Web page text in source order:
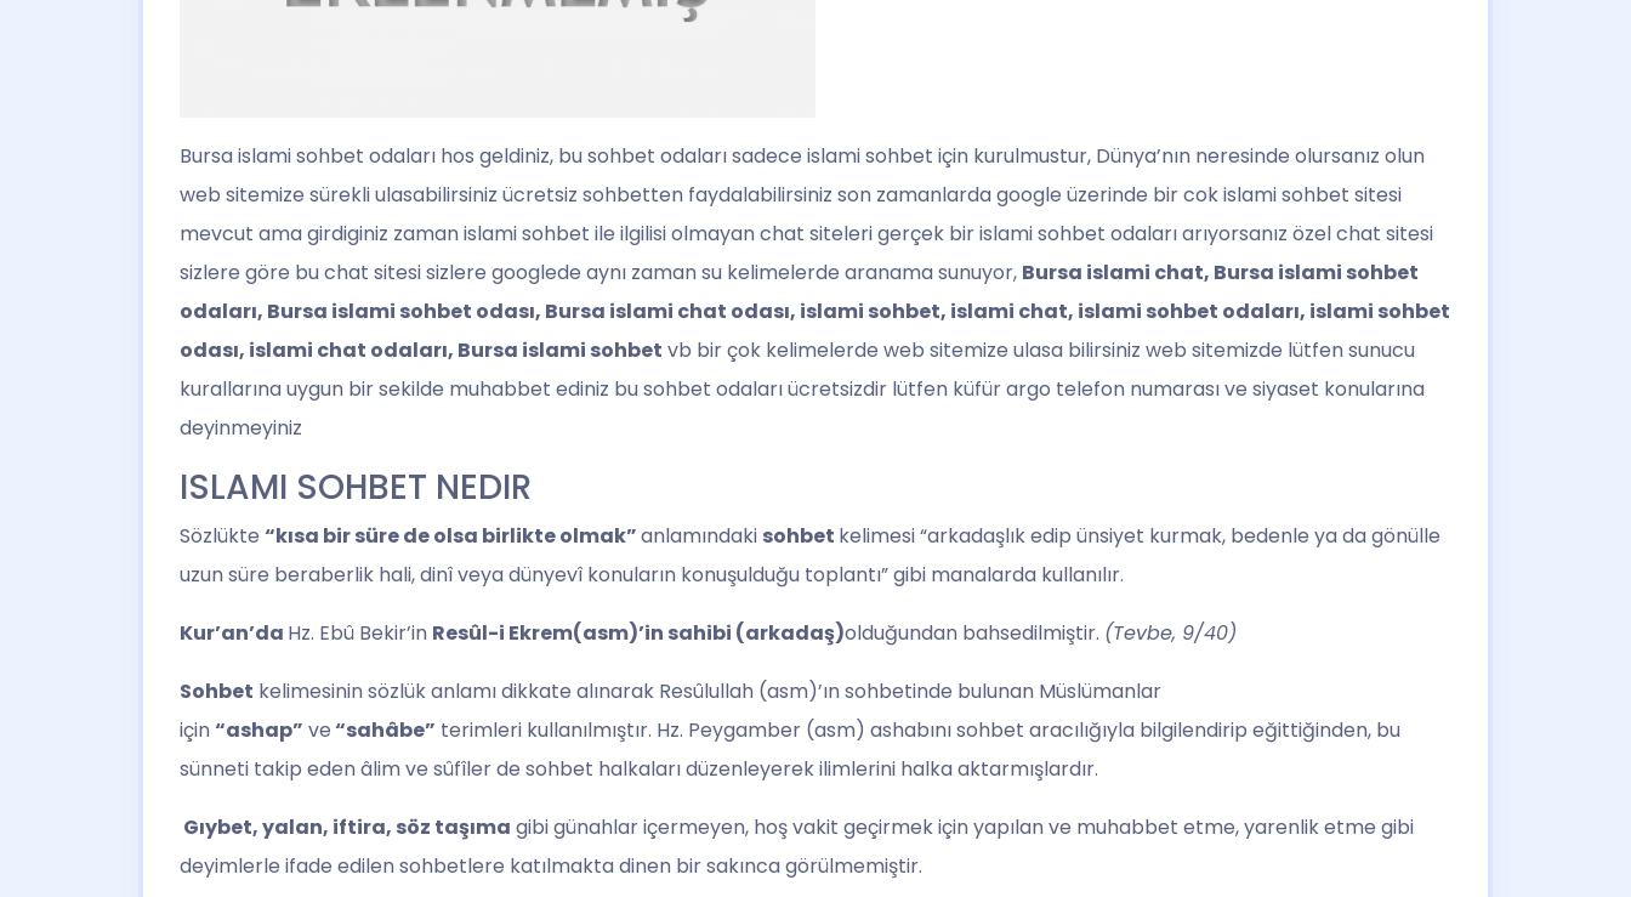
Bursa islami sohbet odaları hos geldiniz, bu sohbet odaları sadece islami sohbet için kurulmustur, Dünya’nın neresinde olursanız olun
web sitemize sürekli ulasabilirsiniz ücretsiz sohbetten faydalabilirsiniz son zamanlarda google üzerinde bir cok islami sohbet sitesi
mevcut ama girdiginiz zaman islami sohbet ile ilgilisi olmayan chat siteleri gerçek bir islami sohbet odaları arıyorsanız özel chat sitesi
sizlere göre bu chat sitesi sizlere googlede aynı zaman su kelimelerde aranama sunuyor, Bursa islami chat, Bursa islami sohbet
odaları, Bursa islami sohbet odası, Bursa islami chat odası, islami sohbet, islami chat, islami sohbet odaları, islami sohbet
odası, islami chat odaları, Bursa islami sohbet vb bir çok kelimelerde web sitemize ulasa bilirsiniz web sitemizde lütfen sunucu
kurallarına uygun bir sekilde muhabbet ediniz bu sohbet odaları ücretsizdir lütfen küfür argo telefon numarası ve siyaset konularına
deyinmeyiniz
ISLAMI SOHBET NEDIR
Sözlükte “kısa bir süre de olsa birlikte olmak”anlamındaki sohbet kelimesi “arkadaşlık edip ünsiyet kurmak, bedenle ya da gönülle
uzun süre beraberlik hali, dinî veya dünyevî konuların konuşulduğu toplantı” gibi manalarda kullanılır.
Kur’an’da Hz. Ebû Bekir’in Resûl-i Ekrem(asm)’in sahibi (arkadaş)olduğundan bahsedilmiştir. (Tevbe, 9/40)
Sohbet kelimesinin sözlük anlamı dikkate alınarak Resûlullah (asm)’ın sohbetinde bulunan Müslümanlar
için“ashap” ve“sahâbe” terimleri kullanılmıştır. Hz. Peygamber (asm) ashabını sohbet aracılığıyla bilgilendirip eğittiğinden, bu
sünneti takip eden âlim ve sûfîler de sohbet halkaları düzenleyerek ilimlerini halka aktarmışlardır.
Gıybet, yalan, iftira, söz taşıma gibi günahlar içermeyen, hoş vakit geçirmek için yapılan ve muhabbet etme, yarenlik etme gibi
deyimlerle ifade edilen sohbetlere katılmakta dinen bir sakınca görülmemiştir.